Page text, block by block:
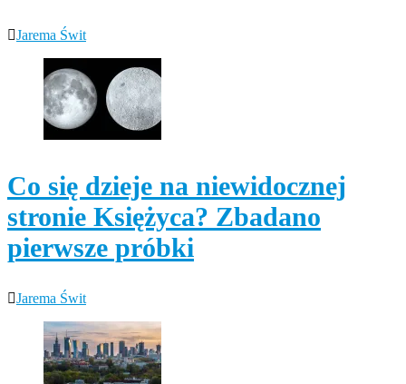
Jarema Świt
Co się dzieje na niewidocznej
stronie Księżyca? Zbadano
pierwsze próbki
Jarema Świt